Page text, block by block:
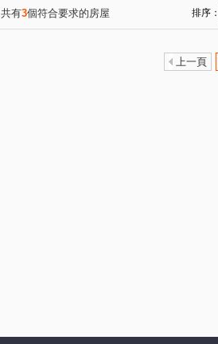
共有3個符合要求的房屋 排序：
上一頁